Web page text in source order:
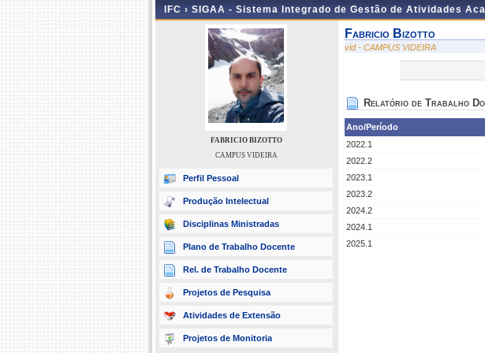
IFC › SIGAA - Sistema Integrado de Gestão de Atividades
FABRICIO BIZOTTO
CAMPUS VIDEIRA
Perfil Pessoal
Produção Intelectual
Disciplinas Ministradas
Plano de Trabalho Docente
Rel. de Trabalho Docente
Projetos de Pesquisa
Atividades de Extensão
Projetos de Monitoria
Fabricio Bizotto
vid - CAMPUS VIDEIRA
Relatório de Trabalho
Ano/Período
2022.1
2022.2
2023.1
2023.2
2024.2
2024.1
2025.1